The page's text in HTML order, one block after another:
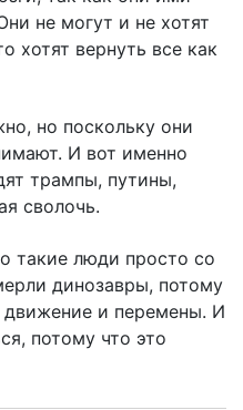
не могут и не хотят
хотят вернуть все как
но поскольку они
И вот именно
трампы, путины,
сволочь.
такие люди просто со
динозавры, потому
движение и перемены. И
потому что это